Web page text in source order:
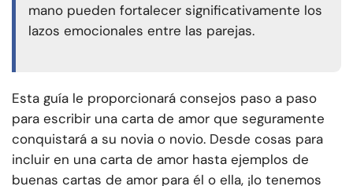
mano pueden fortalecer significativamente los
lazos emocionales entre las parejas.
Esta guía le proporcionará consejos paso a paso
para escribir una carta de amor que seguramente
conquistará a su novia o novio. Desde cosas para
incluir en una carta de amor hasta ejemplos de
buenas cartas de amor para él o ella, ¡lo tenemos